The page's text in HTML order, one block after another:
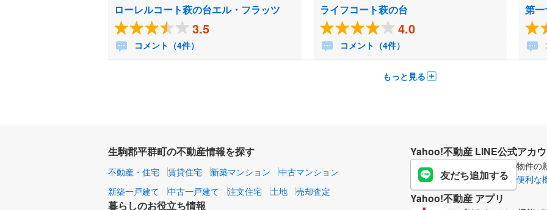
ローレルコート萩の台エル・フラッツ
3.5
コメント（4件）
ライフコート萩の台
4.0
コメント（4件）
第
もっと見る
生駒郡平群町の不動産情報を探す
不動産・住宅 賃貸住宅 新築マンション
中古マンション
新築一戸建て
中古一戸建て 注文住宅 土地 売却査定
暮らしのお役立ち情報
Yahoo!不動産 LINE公式アカ
友だち追加する
物件の
便利な
Yahoo!不動産 アプリ